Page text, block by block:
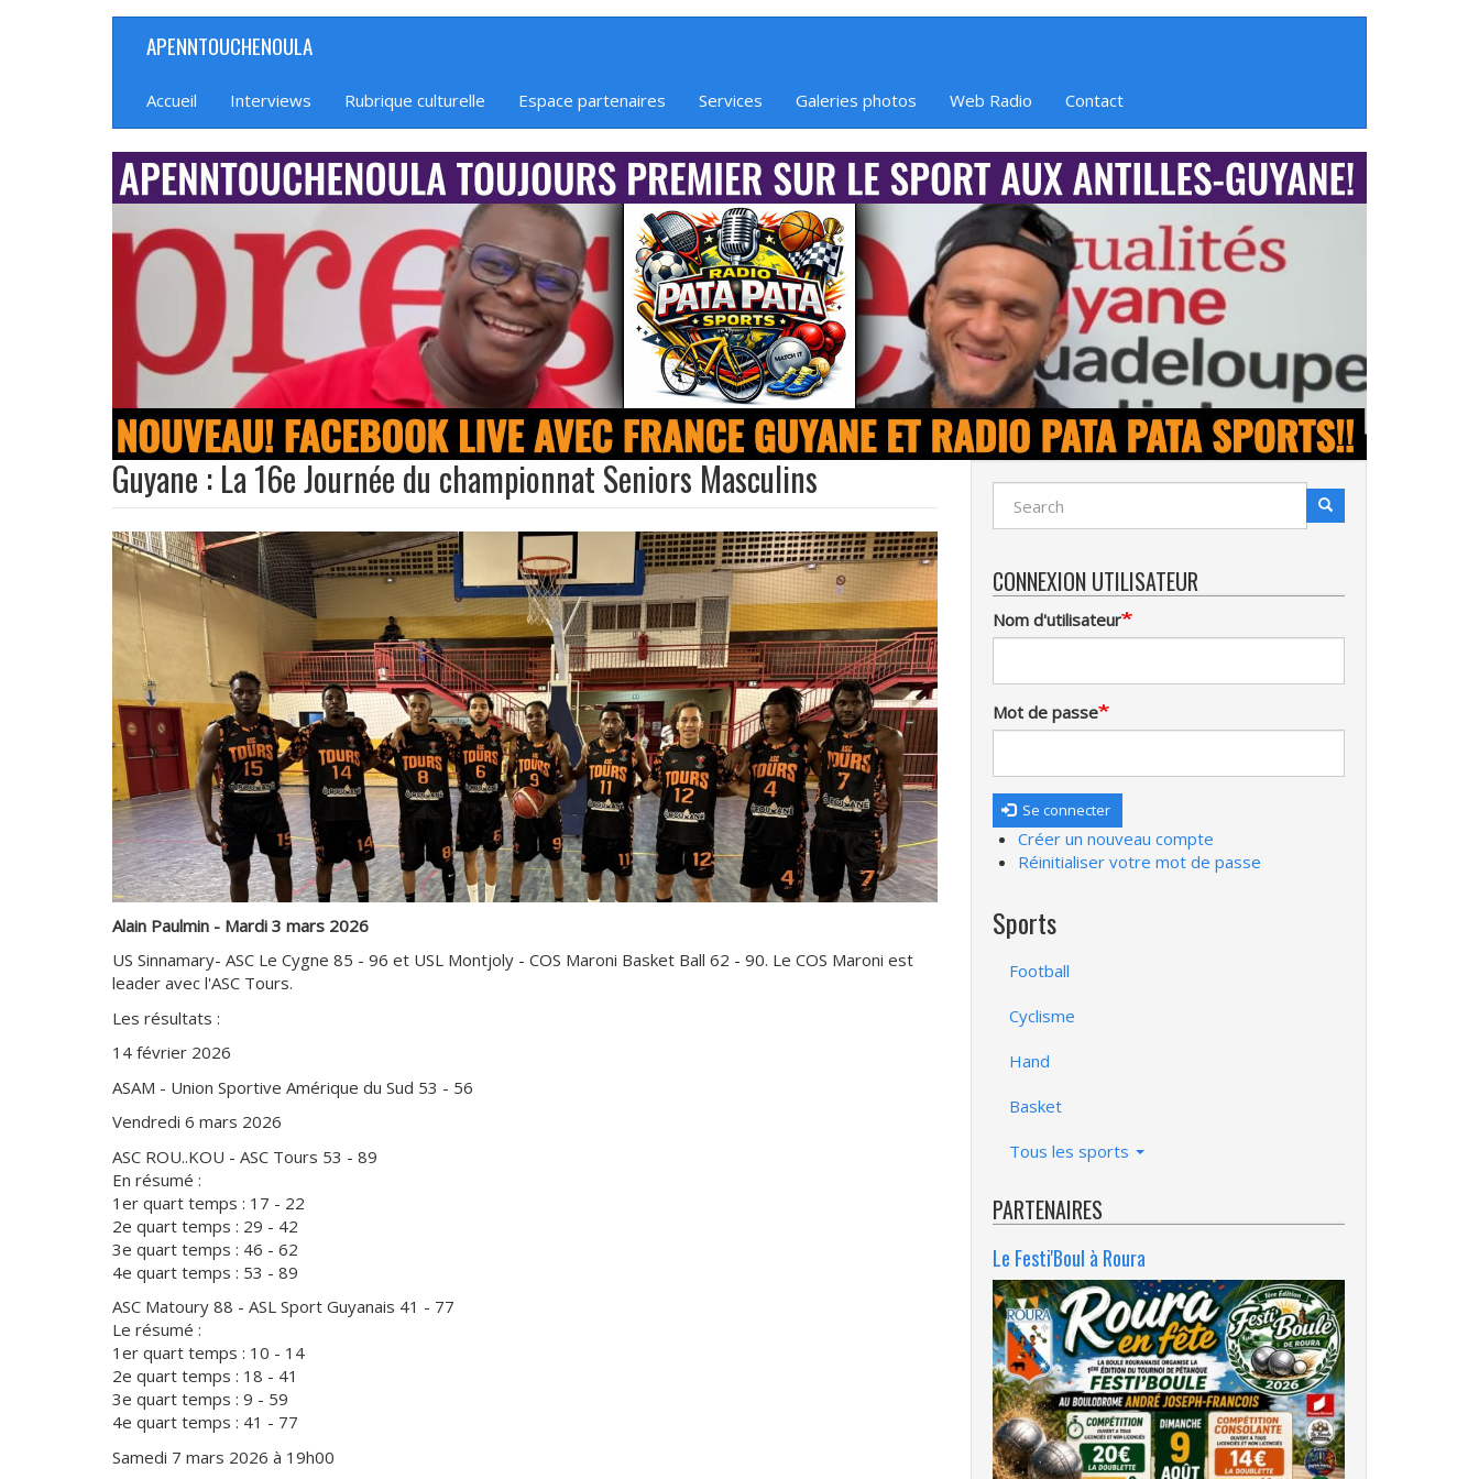
APENNTOUCHENOULA
Navigation
Accueil Interviews Rubrique culturelle Espace partenaires Services Galeries photos Web Radio Contact
banniere_img
Guyane : La 16e Journée du championnat Seniors Masculins
Alain Paulmin - Mardi 3 mars 2026
US Sinnamary- ASC Le Cygne 85 - 96 et USL Montjoly - COS Maroni Basket Ball 62 - 90. Le COS Maroni est
leader avec l'ASC Tours.
Les résultats :
14 février 2026
ASAM - Union Sportive Amérique du Sud 53 - 56
Vendredi 6 mars 2026
ASC ROU..KOU - ASC Tours 53 - 89
En résumé :
1er quart temps : 17 - 22
2e quart temps : 29 - 42
3e quart temps : 46 - 62
4e quart temps : 53 - 89
ASC Matoury 88 - ASL Sport Guyanais 41 - 77
Le résumé :
1er quart temps : 10 - 14
2e quart temps : 18 - 41
3e quart temps : 9 - 59
4e quart temps : 41 - 77
Samedi 7 mars 2026 à 19h00
Recherche Search
CONNEXION UTILISATEUR
Nom d'utilisateur
Mot de passe
Se connecter
Créer un nouveau compte
Réinitialiser votre mot de passe
Sports
Football
Cyclisme
Hand
Basket
Tous les sports
PARTENAIRES
Le Festi'Boul à Roura